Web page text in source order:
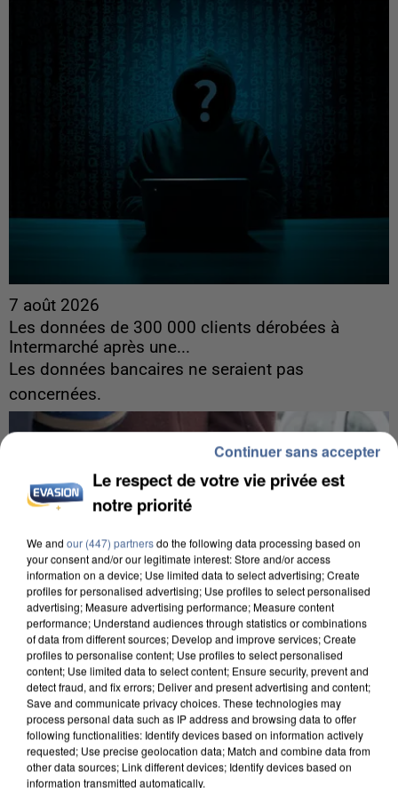
7 août 2026
Les données de 300 000 clients dérobées à
Intermarché après une...
Les données bancaires ne seraient pas
concernées.
7 août 2026
Un second cadre de la DZ Mafia interpellé en
Algérie
Un cofondateur du réseau avait été interpellé
Le respect de votre vie privée est
notre priorité
We and our (447) partnersdo the following data processing based on
your consent and/or our legitimate interest: Store and/or access
information on a device; Use limited data to select advertising; Create
profiles for personalised advertising; Use profiles to select personalised
advertising; Measure advertising performance; Measure content
performance; Understand audiences through statistics or combinations
of data from different sources; Develop and improve services; Create
profiles to personalise content; Use profiles to select personalised
content; Use limited data to select content; Ensure security, prevent and
detect fraud, and fix errors; Deliver and present advertising and content;
Save and communicate privacy choices. These technologies may
process personal data such as IP address and browsing data to offer
following functionalities: Identify devices based on information actively
requested; Use precise geolocation data; Match and combine data from
other data sources; Link different devices; Identify devices based on
information transmitted automatically.
Continuer sans accepter